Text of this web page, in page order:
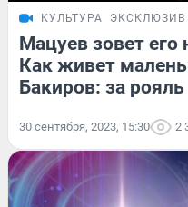
КУЛЬТУРА ЭКСКЛЮЗИВ
Мацуев зовет его
Как живет
Бакиров: за
30 сентября, 2023, 15:30 2